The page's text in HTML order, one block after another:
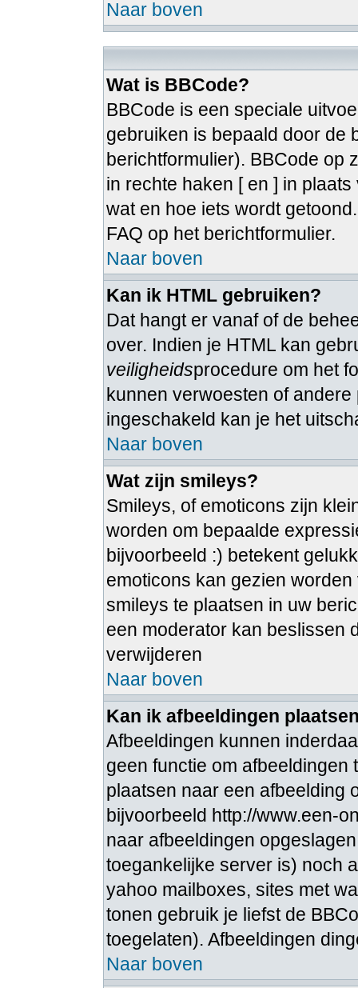
Naar boven
Wat is BBCode?
BBCode is een speciale
gebruiken is bepaald door de
berichtformulier). BBCode op
in rechte haken [ en ] in
wat en hoe iets wordt
FAQ op het berichtformulier.
Naar boven
Kan ik HTML gebruiken?
Dat hangt er vanaf of de
over. Indien je HTML kan
veiligheidsprocedure om het
kunnen verwoesten of
ingeschakeld kan je het
Naar boven
Wat zijn smileys?
Smileys, of emoticons zijn
worden om bepaalde
bijvoorbeeld :) betekent
emoticons kan gezien
smileys te plaatsen in uw
een moderator kan beslissen
verwijderen
Naar boven
Kan ik afbeeldingen
Afbeeldingen kunnen
geen functie om afbeeldingen
plaatsen naar een afbeelding
bijvoorbeeld http://www.een-
naar afbeeldingen
toegankelijke server is) noch
yahoo mailboxes, sites met
tonen gebruik je liefst de
toegelaten). Afbeeldingen
Naar boven